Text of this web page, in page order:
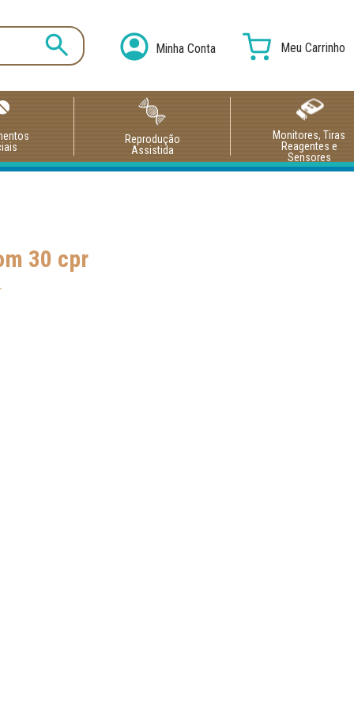
Minha Conta Meu Carrinho
Reprodução
Assistida
Monitores, Tiras
Reagentes e
Sensores
30 cpr